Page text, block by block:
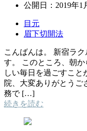
公開日： 2019年1
目元
眉下切開法
こんばんは。 新宿ラ
す。 このところ、朝
しい毎日を過ごすこ
院、大変ありがとうご
務で […]
続きを読む